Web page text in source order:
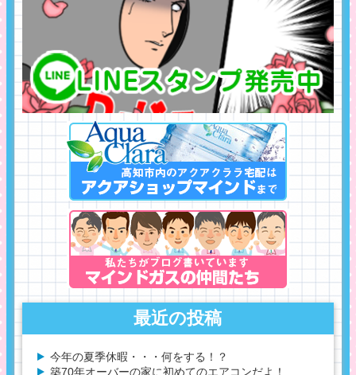
最近の投稿
今年の夏季休暇・・・何をする！？
築70年オーバーの家に初めてのエアコンだよ！